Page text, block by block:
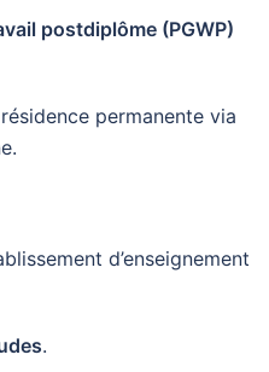
postdiplôme (PGWP)
permanente via
d’enseignement
.